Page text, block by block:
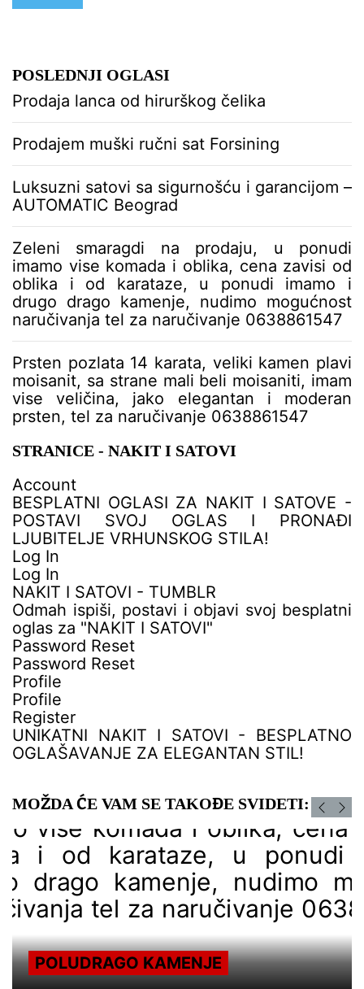
POSLEDNJI OGLASI
Prodaja lanca od hirurškog čelika
Prodajem muški ručni sat Forsining
Luksuzni satovi sa sigurnošću i garancijom –
AUTOMATIC Beograd
Zeleni smaragdi na prodaju, u ponudi
imamo vise komada i oblika, cena zavisi od
oblika i od karataze, u ponudi imamo i
drugo drago kamenje, nudimo mogućnost
naručivanja tel za naručivanje 0638861547
Prsten pozlata 14 karata, veliki kamen plavi
moisanit, sa strane mali beli moisaniti, imam
vise veličina, jako elegantan i moderan
prsten, tel za naručivanje 0638861547
STRANICE - NAKIT I SATOVI
Account
BESPLATNI OGLASI ZA NAKIT I SATOVE -
POSTAVI SVOJ OGLAS I PRONAĐI
LJUBITELJE VRHUNSKOG STILA!
Log In
Log In
NAKIT I SATOVI - TUMBLR
Odmah ispiši, postavi i objavi svoj besplatni
oglas za "NAKIT I SATOVI"
Password Reset
Password Reset
Profile
Profile
Register
UNIKATNI NAKIT I SATOVI - BESPLATNO
OGLAŠAVANJE ZA ELEGANTAN STIL!
MOŽDA ĆE VAM SE TAKOĐE SVIDETI:
POLUDRAGO KAMENJE